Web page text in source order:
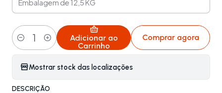
Quantidade
Adicionar ao
Carrinho
Comprar agora
Mostrar stock das localizações
DESCRIÇÃO